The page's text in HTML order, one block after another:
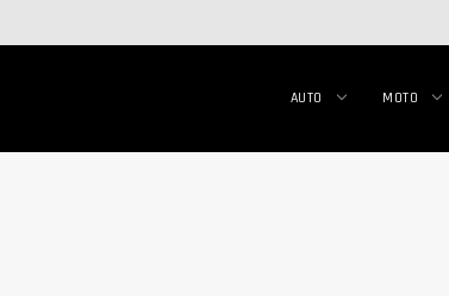
AUTO MOTO